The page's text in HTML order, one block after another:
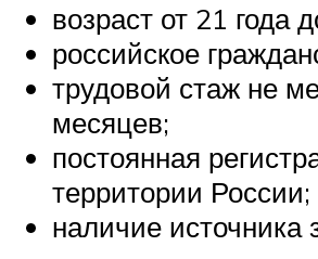
возраст от 21 года
российское
трудовой стаж не
месяцев;
постоянная
территории России;
наличие источника